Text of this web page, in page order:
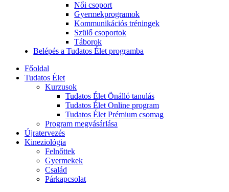
Női csoport
Gyermekprogramok
Kommunikációs tréningek
Szülő csoportok
Táborok
Belépés a Tudatos Élet programba
Főoldal
Tudatos Élet
Kurzusok
Tudatos Élet Önálló tanulás
Tudatos Élet Online program
Tudatos Élet Prémium csomag
Program megvásárlása
Újratervezés
Kineziológia
Felnőttek
Gyermekek
Család
Párkapcsolat